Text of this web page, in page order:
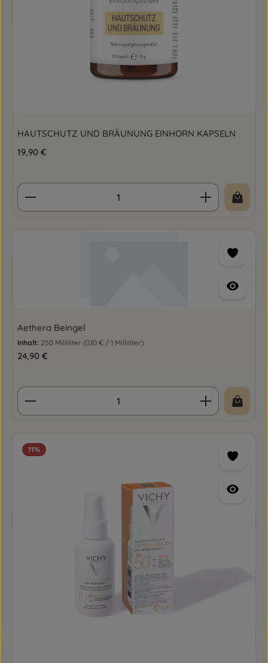
HAUTSCHUTZ UND BRÄUNUNG EINHORN KAPSELN
Regulärer Preis:
19,90 €
Produkt Anzahl: Gib den gewünschten Wert
Aethera Beingel
Inhalt: 250 Milliliter (0,10 € / 1 Milliliter)
Regulärer Preis:
24,90 €
Produkt Anzahl: Gib den gewünschten Wert
11%